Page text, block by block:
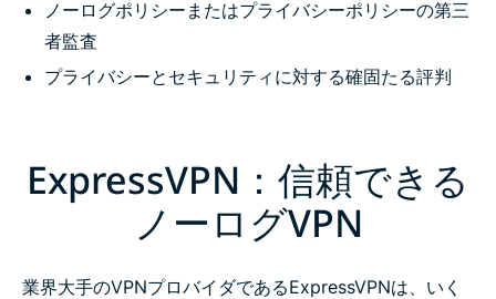
ノーログポリシーまたはプライバシーポリシーの第三
者監査
プライバシーとセキュリティに対する確固たる評判
ExpressVPN：信頼できる
ノーログVPN
業界大手のVPNプロバイダであるExpressVPNは、いく